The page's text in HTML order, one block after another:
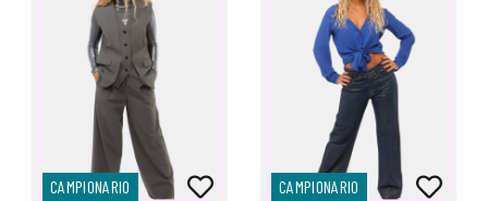
CAMPIONARIO CAMPIONARIO